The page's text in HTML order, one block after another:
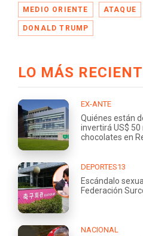
MEDIO ORIENTE ATAQUE
DONALD TRUMP
LO MÁS
EX-ANTE
Quiénes están
invertirá US$
chocolates en
DEPORTES13
Escándalo
Federación
NACIONAL